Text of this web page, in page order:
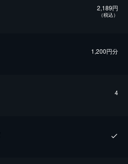
2,189円
（税込）
1,200円分
4